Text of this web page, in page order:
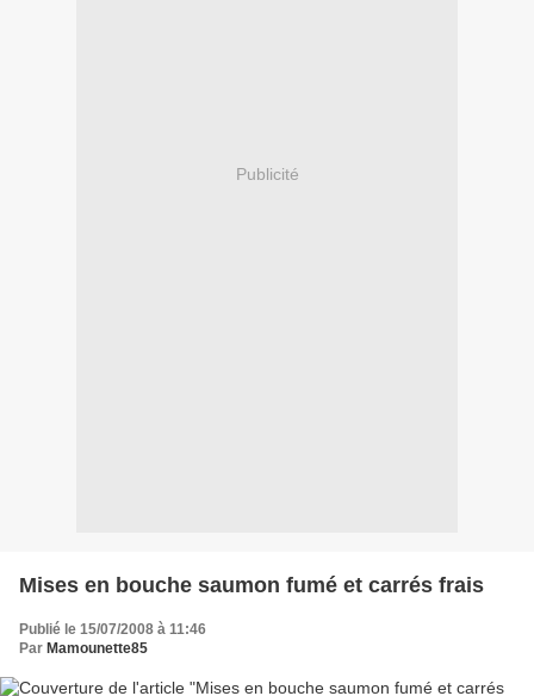
Publicité
Mises en bouche saumon fumé et carrés frais
Publié le 15/07/2008 à 11:46
Par Mamounette85